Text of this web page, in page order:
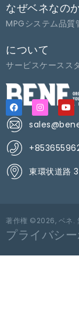
なぜベネなの
MPGシステム品質
について
サービスケースス
東環状道路
著作権 ©2026, ベネ.
プライバシ